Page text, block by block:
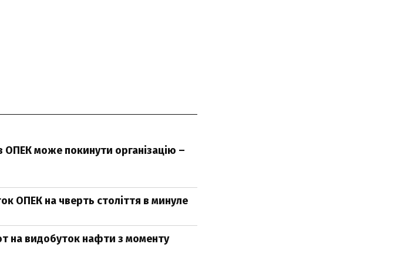
може покинути організацію –
ОПЕК на чверть століття в минуле
на видобуток нафти з моменту